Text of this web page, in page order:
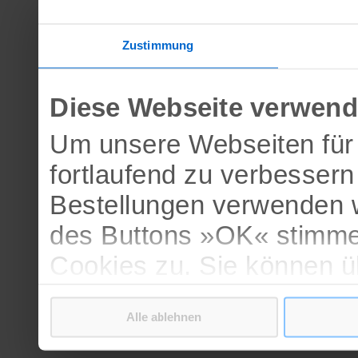
Zustimmung
Diese Webseite
Um unsere Webseiten
fortlaufend zu
Bestellungen
des Buttons »OK«
Cookies zu. Sie können
verschiedenen Cookies
bestätigen.
Alle ablehnen